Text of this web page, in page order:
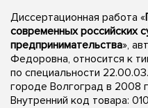
Диссертационная работа «
современных российских
предпринимательства»,
Федоровна, относится к
по специальности
городе Волгоград в 2008
Внутренний код товара: